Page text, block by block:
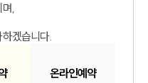
,
겠습니다.
온라인예약